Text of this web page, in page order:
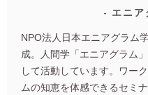
エニア
NPO法人日本エニアグラム
成。人間学「エニアグラム
して活動しています。ワー
ムの知恵を体感できるセミ